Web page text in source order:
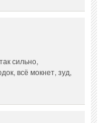
сильно,
всё мокнет, зуд,